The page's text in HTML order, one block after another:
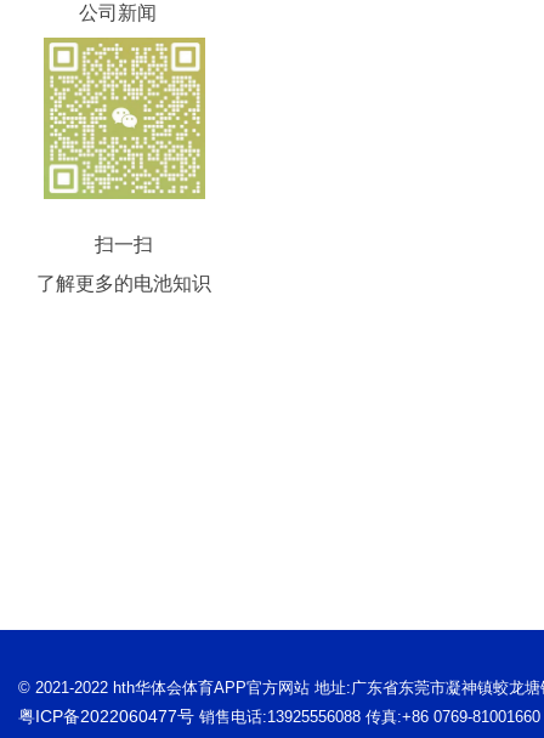
公司新闻
扫一扫
了解更多的电池知识
© 2021-2022 hth华体会体育APP官方网站 地址:广东省东莞市凝神镇蛟龙
粤ICP备2022060477号 销售电话:13925556088 传真:+86 0769-81001660